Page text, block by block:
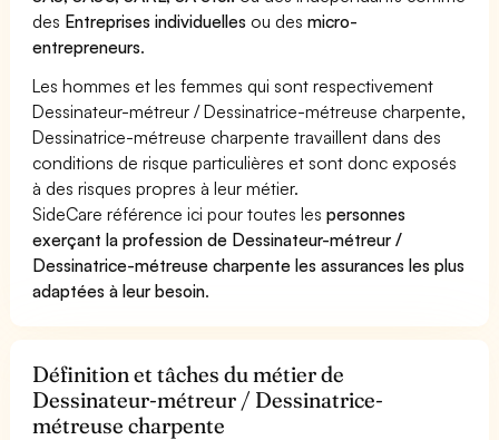
des Entreprises individuelles ou desmicro-
entrepreneurs.
Les hommes et les femmes qui sont respectivement
Dessinateur-métreur / Dessinatrice-métreuse charpente,
Dessinatrice-métreuse charpente travaillent dans des
conditions de risque particulières et sont donc exposés
à des risques propres à leur métier.
SideCare référence ici pour toutes lespersonnes
exerçant la profession de Dessinateur-métreur /
Dessinatrice-métreuse charpente les assurances les plus
adaptées à leur besoin.
Définition et tâches du métier de
Dessinateur-métreur / Dessinatrice-
métreuse charpente